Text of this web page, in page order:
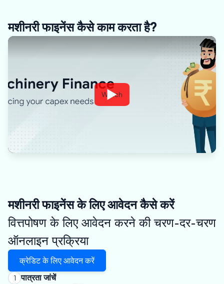
मशीनरी फाइनेंस कैसे काम करता है?
Watch
मशीनरी फाइनेंस के लिए आवेदन कैसे करें
वित्तपोषण के लिए आवेदन करने की चरण-दर-चरण
ऑनलाइन प्रक्रिया
क्रेडिट के लिए आवेदन करें
1 पात्रता जांचें